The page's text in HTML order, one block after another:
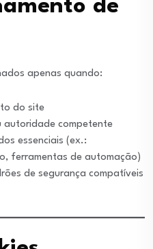
de
apenas quando:
do site
autoridade competente
essenciais (ex.:
ferramentas de automação)
de segurança compatíveis